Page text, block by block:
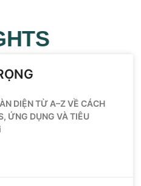
DIỆN TỪ A–Z VỀ CÁCH
ỨNG DỤNG VÀ TIÊU